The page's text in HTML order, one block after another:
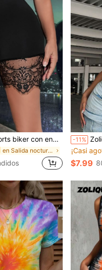
encaje de pestaña en contraste
en Salida nocturna Leggings de mujer
-11% Zolique
¡Casi
$7.99